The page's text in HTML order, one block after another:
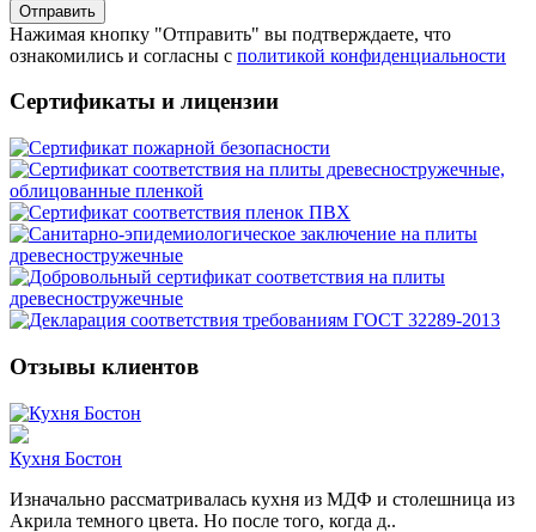
Отправить
Нажимая кнопку "Отправить" вы подтверждаете, что
ознакомились и согласны с политикой конфиденциальности
Сертификаты и лицензии
Отзывы клиентов
Кухня Бостон
Изначально рассматривалась кухня из МДФ и столешница из
Акрила темного цвета. Но после того, когда д..